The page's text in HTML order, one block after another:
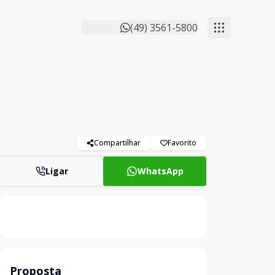
(49) 3561-5800
Compartilhar Favorito
Ligar WhatsApp
Proposta